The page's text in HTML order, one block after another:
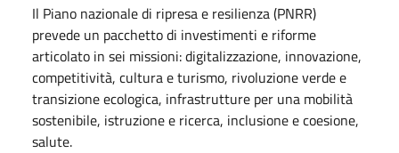
Il Piano nazionale di ripresa e resilienza (PNRR)
prevede un pacchetto di investimenti e riforme
articolato in sei missioni: digitalizzazione, innovazione,
competitività, cultura e turismo, rivoluzione verde e
transizione ecologica, infrastrutture per una mobilità
sostenibile, istruzione e ricerca, inclusione e coesione,
salute.